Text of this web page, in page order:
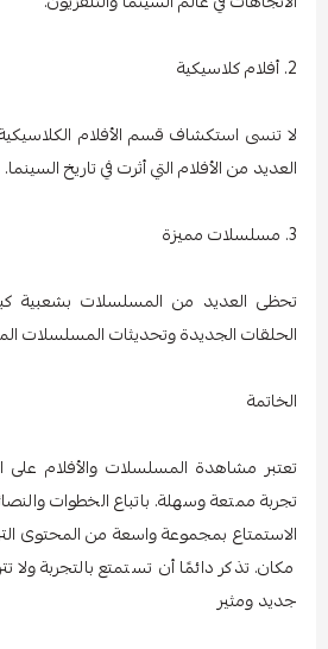
2. أفلام كلاسيكية
لا تنسى استكشاف قسم الأفلام
العديد من الأفلام التي أثرت في تاريخ السينما.
3. مسلسلات مميزة
تحظى العديد من المسلسلات بشعبية
الحلقات الجديدة وتحديثات المسلسلات
الخاتمة
تعتبر مشاهدة المسلسلات والأفلام على
تجربة ممتعة وسهلة. باتباع الخطوات
الاستمتاع بمجموعة واسعة من المحتوى
مكان. تذكر دائمًا أن تستمتع بالتجربة
جديد ومثير